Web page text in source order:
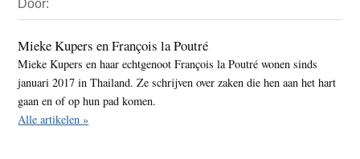
Sidebar
Door:
Mieke Kupers en François la Poutré
Mieke Kupers en haar echtgenoot François la Poutré wonen sinds
januari 2017 in Thailand. Ze schrijven over zaken die hen aan het hart
gaan en of op hun pad komen.
Alle artikelen »